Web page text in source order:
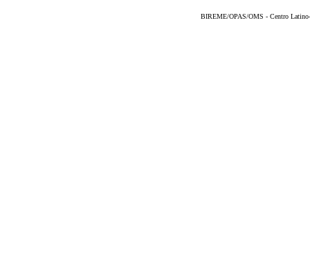
BIREME/OPAS/OMS - Centro Latino-